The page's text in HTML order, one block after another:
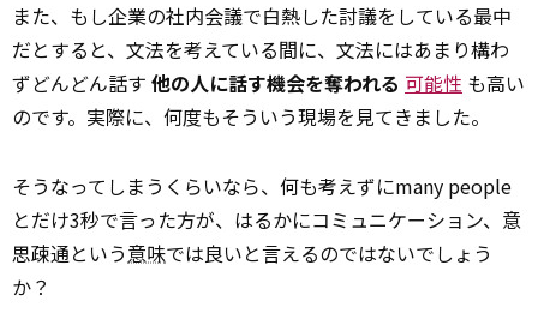
また、もし企業の社内会議で白熱した討議をしている最中
だとすると、文法を考えている間に、文法にはあまり構わ
ずどんどん話す 他の人に話す機会を奪われる 可能性 も高い
のです。実際に、何度もそういう現場を見てきました。
そうなってしまうくらいなら、何も考えずにmany people
とだけ3秒で言った方が、はるかにコミュニケーション、意
思疎通という意味では良いと言えるのではないでしょう
か？